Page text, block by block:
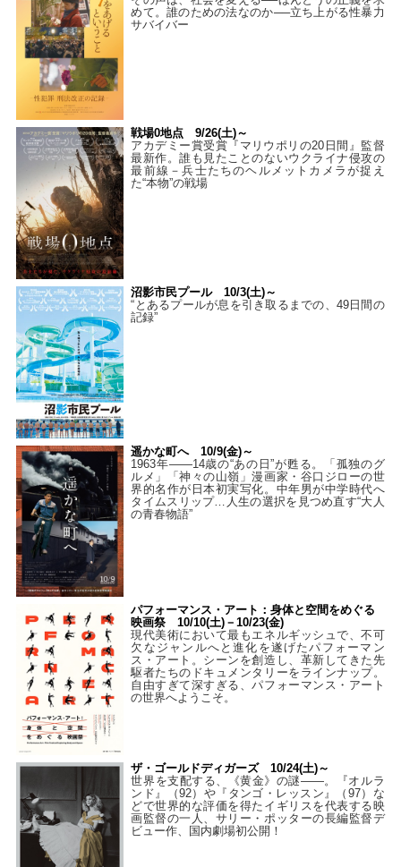
めて。誰のための法なのか──立ち上がる性暴力
サバイバー
戦場0地点 9/26(土)～
アカデミー賞受賞『マリウポリの20日間』監督
最新作。誰も見たことのないウクライナ侵攻の
最前線－兵士たちのヘルメットカメラが捉え
た“本物”の戦場
沼影市民プール 10/3(土)～
“とあるプールが息を引き取るまでの、49日間の
記録”
遥かな町へ 10/9(金)～
1963年――14歳の“あの日”が甦る。「孤独のグ
ルメ」「神々の山嶺」漫画家・谷口ジローの世
界的名作が日本初実写化。中年男が中学時代へ
タイムスリップ…人生の選択を見つめ直す“大人
の青春物語”
パフォーマンス・アート：身体と空間をめぐる
映画祭 10/10(土)－10/23(金)
現代美術において最もエネルギッシュで、不可
欠なジャンルへと進化を遂げたパフォーマン
ス・アート。シーンを創造し、革新してきた先
駆者たちのドキュメンタリーをラインナップ。
自由すぎて深すぎる、パフォーマンス・アート
の世界へようこそ。
ザ・ゴールドディガーズ 10/24(土)～
世界を支配する、《黄金》の謎――。『オルラ
ンド』（92）や『タンゴ・レッスン』（97）な
どで世界的な評価を得たイギリスを代表する映
画監督の一人、サリー・ポッターの長編監督デ
ビュー作、国内劇場初公開！